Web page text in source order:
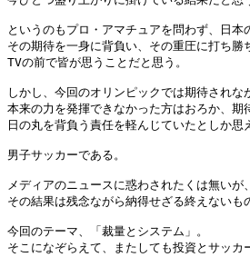
というのもプロ・アマチュアを問わず、日
その期待を一身に背負い、その重圧に打ち
TVの前で皆が思うことだと思う。
しかし、今回のオリンピックでは期待され
本来の力を発揮できなかった方はおろか、期
日の丸を背負う責任を軽んじていたとしか思
男子サッカーである。
メディアのニュースに惑わされたくは無いが
その結果は残念ながら納得せざる終えないも
今回のテーマ、「裁量とシステム」。
そこになぞらえて、またしても投資とサッカ